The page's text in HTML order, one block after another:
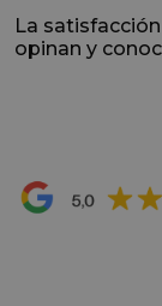
La
opinan y
premio de
por todo.